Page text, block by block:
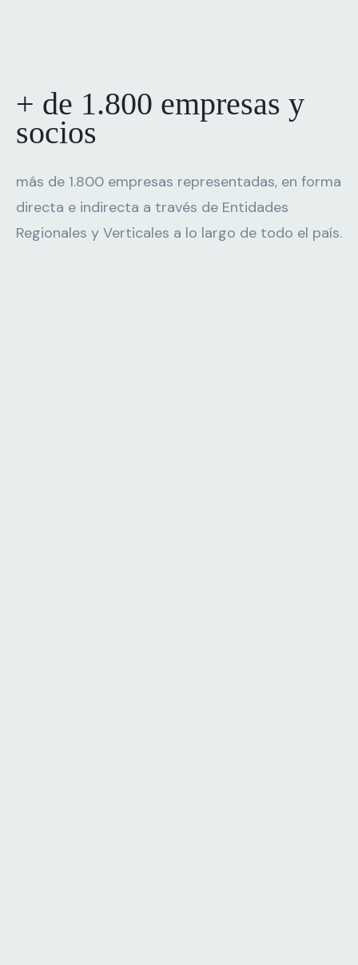
+ de 1.800 empresas y
socios
más de 1.800 empresas representadas, en forma
directa e indirecta a través de Entidades
Regionales y Verticales a lo largo de todo el país.